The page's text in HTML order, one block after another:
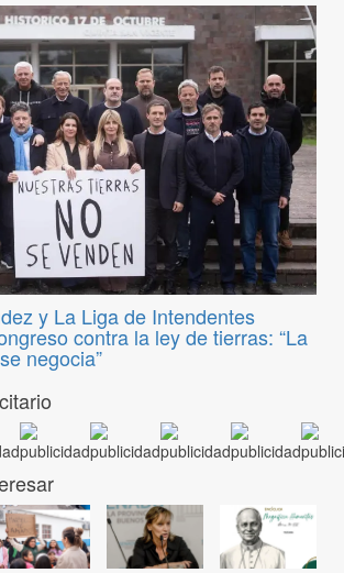
y La Liga de Intendentes
contra la ley de tierras: “La
negocia”